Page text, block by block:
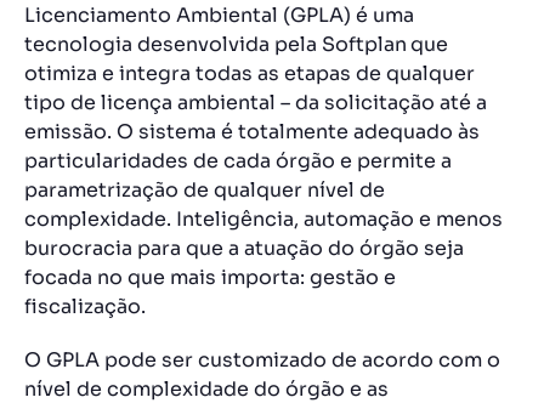
Licenciamento Ambiental (GPLA) é uma
tecnologia desenvolvida pela Softplanque
otimiza e integra todas as etapas de qualquer
tipo de licença ambiental – da solicitação até a
emissão. O sistema é totalmente adequado às
particularidades de cada órgão e permite a
parametrização de qualquer nível de
complexidade. Inteligência, automação e menos
burocracia para que a atuação do órgão seja
focada no que mais importa: gestão e
fiscalização.
O GPLA pode ser customizado de acordo com o
nível de complexidade do órgão e as